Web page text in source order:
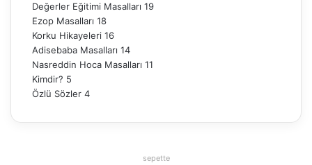
Değerler Eğitimi Masalları 19
Ezop Masalları 18
Korku Hikayeleri 16
Adisebaba Masalları 14
Nasreddin Hoca Masalları 11
Kimdir? 5
Özlü Sözler 4
sepette